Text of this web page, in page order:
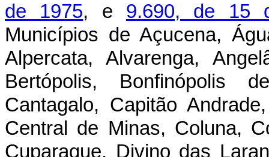
de 1975, e 9.690, de 15
Municípios de Açucena,
Alpercata, Alvarenga,
Bertópolis, Bonfinópolis
Cantagalo, Capitão
Central de Minas, Coluna,
Cuparaque, Divino das